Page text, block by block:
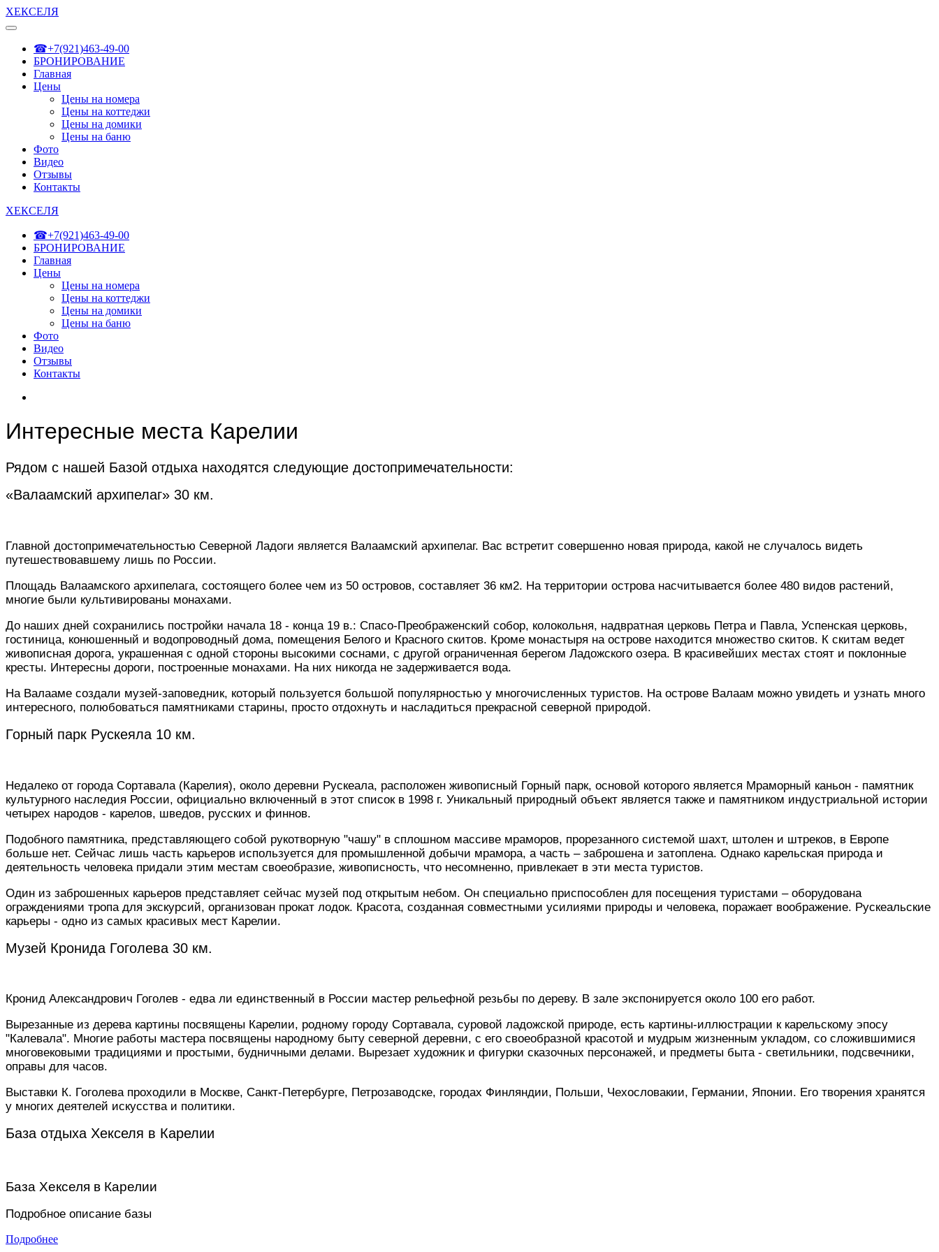
ХЕКСЕЛЯ
☎+7(921)463-49-00
БРОНИРОВАНИЕ
Главная
Цены
Цены на номера
Цены на коттеджи
Цены на домики
Цены на баню
Фото
Видео
Отзывы
Контакты
ХЕКСЕЛЯ
☎+7(921)463-49-00
БРОНИРОВАНИЕ
Главная
Цены
Цены на номера
Цены на коттеджи
Цены на домики
Цены на баню
Фото
Видео
Отзывы
Контакты
Интересные места Карелии
Рядом с нашей Базой отдыха находятся следующие достопримечательности:
«Валаамский архипелаг» 30 км.
Главной достопримечательностью Северной Ладоги является Валаамский архипелаг. Вас встретит совершенно новая природа, какой не случалось видеть
путешествовавшему лишь по России.
Площадь Валаамского архипелага, состоящего более чем из 50 островов, составляет 36 км2. На территории острова насчитывается более 480 видов растений,
многие были культивированы монахами.
До наших дней сохранились постройки начала 18 - конца 19 в.: Спасо-Преображенский собор, колокольня, надвратная церковь Петра и Павла, Успенская церковь,
гостиница, конюшенный и водопроводный дома, помещения Белого и Красного скитов. Кроме монастыря на острове находится множество скитов. К скитам ведет
живописная дорога, украшенная с одной стороны высокими соснами, с другой ограниченная берегом Ладожского озера. В красивейших местах стоят и поклонные
кресты. Интересны дороги, построенные монахами. На них никогда не задерживается вода.
На Валааме создали музей-заповедник, который пользуется большой популярностью у многочисленных туристов. На острове Валаам можно увидеть и узнать много
интересного, полюбоваться памятниками старины, просто отдохнуть и насладиться прекрасной северной природой.
Горный парк Рускеяла 10 км.
Недалеко от города Сортавала (Карелия), около деревни Рускеала, расположен живописный Горный парк, основой которого является Мраморный каньон - памятник
культурного наследия России, официально включенный в этот список в 1998 г. Уникальный природный объект является также и памятником индустриальной истории
четырех народов - карелов, шведов, русских и финнов.
Подобного памятника, представляющего собой рукотворную "чашу" в сплошном массиве мраморов, прорезанного системой шахт, штолен и штреков, в Европе
больше нет. Сейчас лишь часть карьеров используется для промышленной добычи мрамора, а часть – заброшена и затоплена. Однако карельская природа и
деятельность человека придали этим местам своеобразие, живописность, что несомненно, привлекает в эти места туристов.
Один из заброшенных карьеров представляет сейчас музей под открытым небом. Он специально приспособлен для посещения туристами – оборудована
ограждениями тропа для экскурсий, организован прокат лодок. Красота, созданная совместными усилиями природы и человека, поражает воображение. Рускеальские
карьеры - одно из самых красивых мест Карелии.
Музей Кронида Гоголева 30 км.
Кронид Александрович Гоголев - едва ли единственный в России мастер рельефной резьбы по дереву. В зале экспонируется около 100 его работ.
Вырезанные из дерева картины посвящены Карелии, родному городу Сортавала, суровой ладожской природе, есть картины-иллюстрации к карельскому эпосу
"Калевала". Многие работы мастера посвящены народному быту северной деревни, с его своеобразной красотой и мудрым жизненным укладом, со сложившимися
многовековыми традициями и простыми, будничными делами. Вырезает художник и фигурки сказочных персонажей, и предметы быта - светильники, подсвечники,
оправы для часов.
Выставки К. Гоголева проходили в Москве, Санкт-Петербурге, Петрозаводске, городах Финляндии, Польши, Чехословакии, Германии, Японии. Его творения хранятся
у многих деятелей искусства и политики.
База отдыха Хекселя в Карелии
База Хекселя в Карелии
Подробное описание базы
Подробнее